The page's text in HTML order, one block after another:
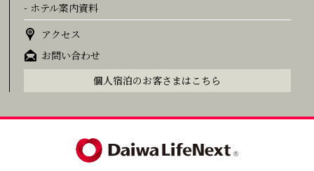
- ホテル案内資料
アクセス
お問い合わせ
個人宿泊のお客さまはこちら